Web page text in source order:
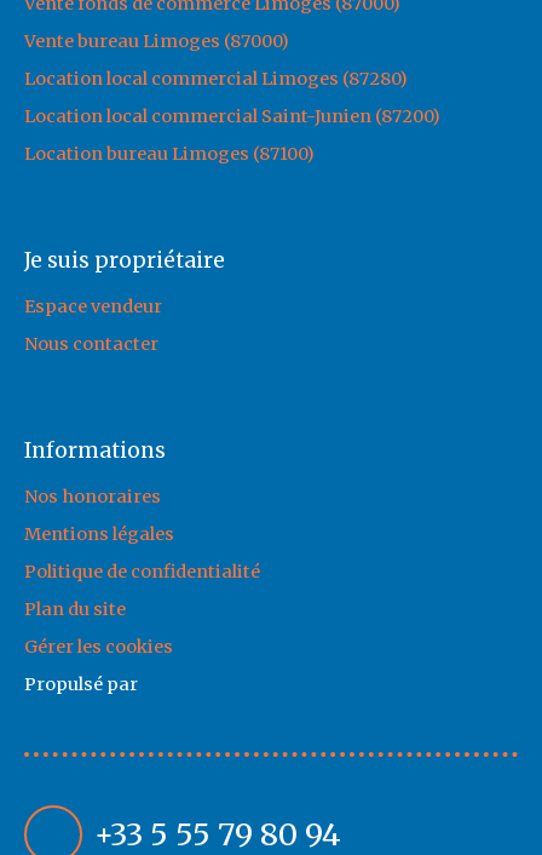
Vente bureau Limoges (87000)
Location local commercial Limoges (87280)
Location local commercial Saint-Junien (87200)
Location bureau Limoges (87100)
Je suis propriétaire
Espace vendeur
Nous contacter
Informations
Nos honoraires
Mentions légales
Politique de confidentialité
Plan du site
Gérer les cookies
Propulsé par
+33 5 55 79 80 94